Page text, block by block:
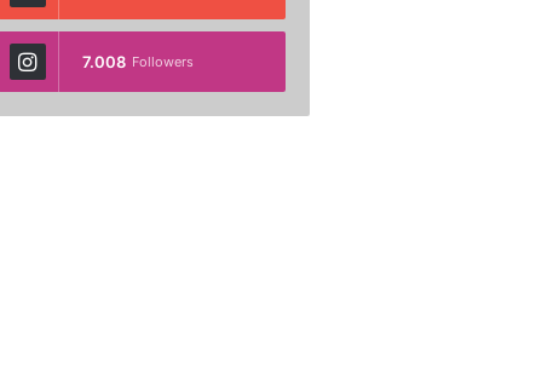
7.008 Followers